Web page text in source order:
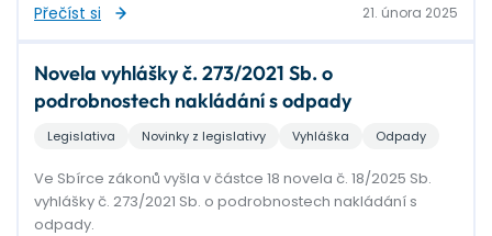
Přečíst si 21. února 2025
Novela vyhlášky č. 273/2021 Sb. o
podrobnostech nakládání s odpady
Legislativa Novinky z legislativy Vyhláška Odpady
Ve Sbírce zákonů vyšla v částce 18 novela č. 18/2025 Sb.
vyhlášky č. 273/2021 Sb. o podrobnostech nakládání s
odpady.